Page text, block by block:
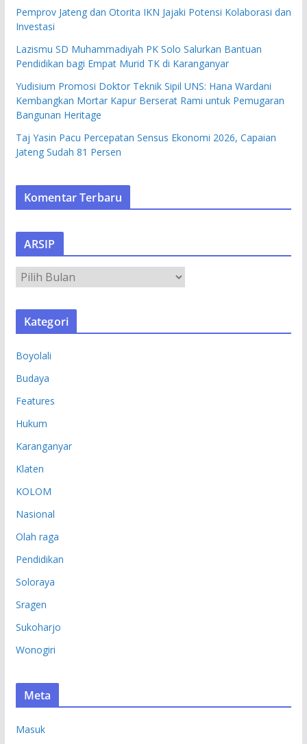
Pemprov Jateng dan Otorita IKN Jajaki Potensi Kolaborasi dan
Investasi
Lazismu SD Muhammadiyah PK Solo Salurkan Bantuan
Pendidikan bagi Empat Murid TK di Karanganyar
Yudisium Promosi Doktor Teknik Sipil UNS: Hana Wardani
Kembangkan Mortar Kapur Berserat Rami untuk Pemugaran
Bangunan Heritage
Taj Yasin Pacu Percepatan Sensus Ekonomi 2026, Capaian
Jateng Sudah 81 Persen
Komentar Terbaru
ARSIP
R
S
Kategori
Boyolali
Budaya
Features
Hukum
Karanganyar
Klaten
KOLOM
Nasional
Olah raga
Pendidikan
Soloraya
Sragen
Sukoharjo
Wonogiri
Meta
Masuk